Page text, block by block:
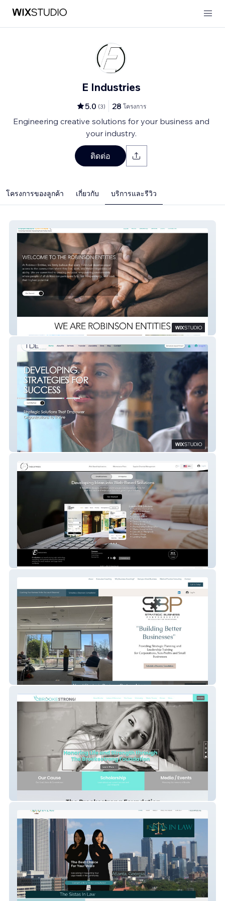
E Industries
5.0 (3) 28 โครงการ
Engineering creative solutions for your business and
your industry.
ติดต่อ
โครงการของลูกค้า เกี่ยวกับ บริการและรีวิว
Robinson Entities
TDE Consulting Group
eindustries
SB Partnerships
BrookeStrong